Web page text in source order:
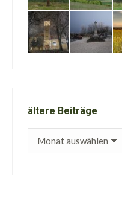
ältere Beiträge
ältere